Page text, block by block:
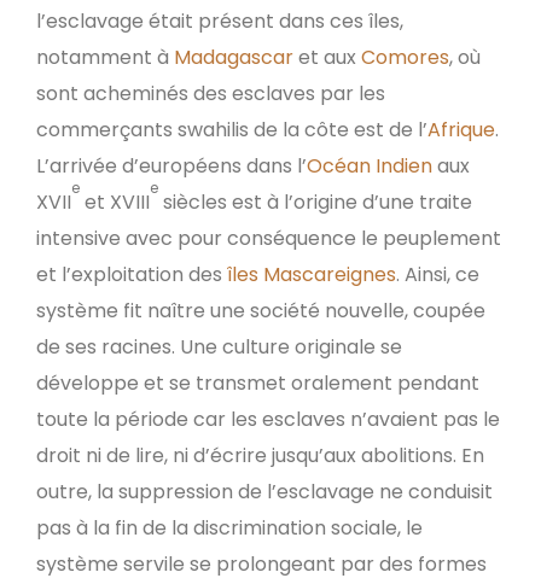
l’esclavage était présent dans ces îles,
notamment à Madagascaret aux Comores, où
sont acheminés des esclaves par les
commerçants swahilis de la côte est de l’Afrique.
L’arrivée d’européens dans l’Océan Indienaux
XVIIe et XVIIIe siècles est à l’origine d’une traite
intensive avec pour conséquence le peuplement
et l’exploitation des îles Mascareignes. Ainsi, ce
système fit naître une société nouvelle, coupée
de ses racines. Une culture originale se
développe et se transmet oralement pendant
toute la période car les esclaves n’avaient pas le
droit ni de lire, ni d’écrire jusqu’aux abolitions. En
outre, la suppression de l’esclavage ne conduisit
pas à la fin de la discrimination sociale, le
système servile se prolongeant par des formes